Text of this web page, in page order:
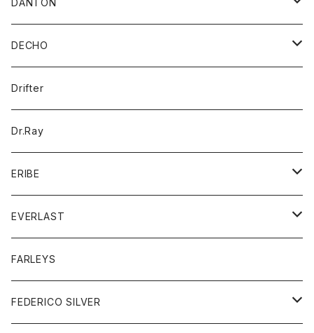
Tシャツ
パーカー
カードケース
バッグ
DANTON
アウター
コート
ジャケット
アクセサリー
バッグ
キッズ
シャツ
Tシャツ
グッズ
帽子
トップス
シャツ
セーター
ボトム
ショートパンツ
レディース
DECHO
帽子
Drifter
Dr.Ray
ERIBE
ニット
EVERLAST
トップス
ジャケット
ボトム
FARLEYS
FEDERICO SILVER